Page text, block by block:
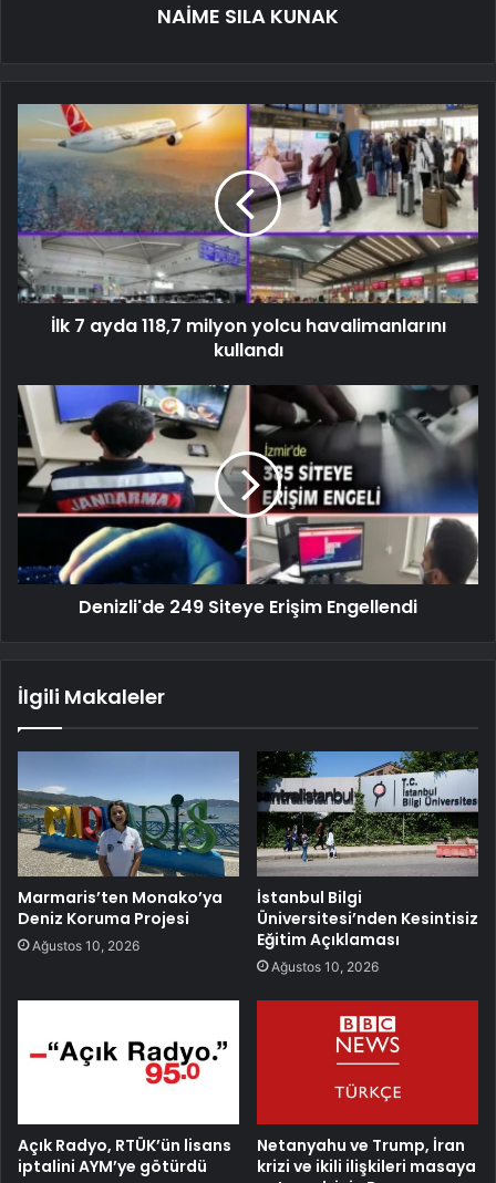
NAİME SILA KUNAK
İlk 7 ayda 118,7 milyon yolcu havalimanlarını
kullandı
Denizli'de 249 Siteye Erişim Engellendi
İlgili Makaleler
Marmaris’ten Monako’ya
Deniz Koruma Projesi
Ağustos 10, 2026
İstanbul Bilgi
Üniversitesi’nden Kesintisiz
Eğitim Açıklaması
Ağustos 10, 2026
Açık Radyo, RTÜK’ün lisans
iptalini AYM’ye götürdü
Netanyahu ve Trump, İran
krizi ve ikili ilişkileri masaya